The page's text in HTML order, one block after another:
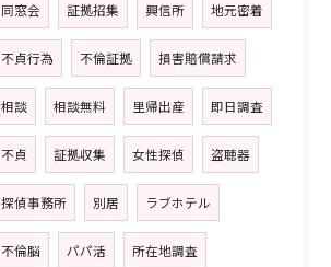
同窓会 証拠招集 興信所 地元密着
不貞行為 不倫証拠 損害賠償請求
相談 相談無料 里帰出産 即日調査
不貞 証拠収集 女性探偵 盗聴器
探偵事務所 別居 ラブホテル
不倫脳 パパ活 所在地調査